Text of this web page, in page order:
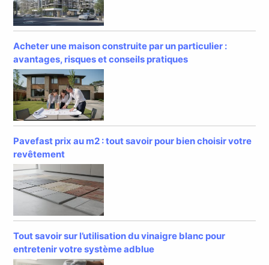
Acheter une maison construite par un particulier :
avantages, risques et conseils pratiques
Pavefast prix au m2 : tout savoir pour bien choisir votre
revêtement
Tout savoir sur l’utilisation du vinaigre blanc pour
entretenir votre système adblue